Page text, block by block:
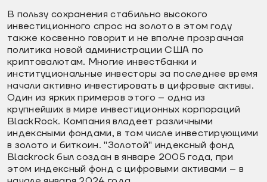
В пользу сохранения стабильно высокого
инвестиционного спрос на золото в этом году
также косвенно говорит и не вполне прозрачная
политика новой администрации США по
криптовалютам. Многие инвестбанки и
институциональные инвесторы за последнее время
начали активно инвестировать в цифровые активы.
Один из ярких примеров этого – одна из
крупнейших в мире инвестиционных корпораций
BlackRock. Компания владеет различными
индексными фондами, в том числе инвестирующими
в золото и биткоин. "Золотой" индексный фонд
Blackrock был создан в январе 2005 года, при
этом индексный фонд с цифровыми активами – в